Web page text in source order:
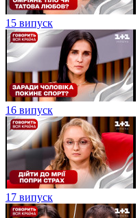
15 випуск
16 випуск
17 випуск